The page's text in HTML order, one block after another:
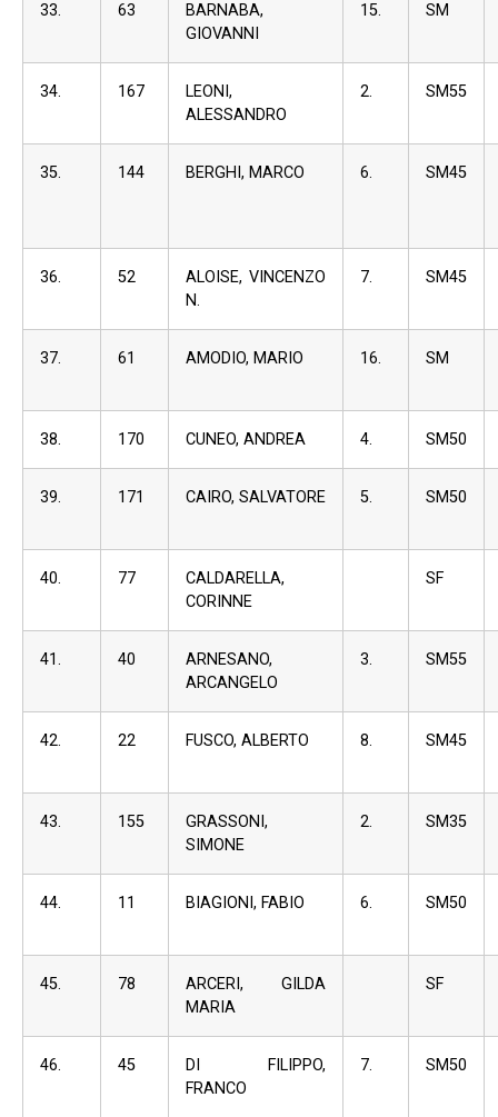
33. 63
BARNABA,
GIOVANNI
15. SM
34. 167
LEONI,
ALESSANDRO
2. SM55
35. 144 BERGHI, MARCO 6. SM45
36. 52
ALOISE, VINCENZO
N.
7. SM45
37. 61 AMODIO, MARIO 16. SM
38. 170 CUNEO, ANDREA 4. SM50
39. 171 CAIRO, SALVATORE 5. SM50
40. 77
CALDARELLA,
CORINNE
SF
41. 40
ARNESANO,
ARCANGELO
3. SM55
42. 22 FUSCO, ALBERTO 8. SM45
43. 155
GRASSONI,
SIMONE
2. SM35
44. 11 BIAGIONI, FABIO 6. SM50
45. 78
ARCERI, GILDA
MARIA
SF
46. 45
DI FILIPPO,
FRANCO
7. SM50